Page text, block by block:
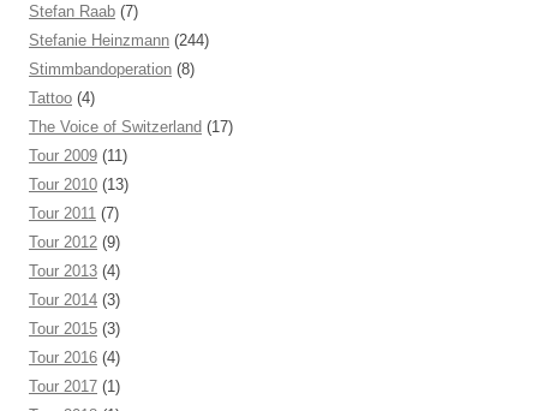
Stefan Raab (7)
Stefanie Heinzmann (244)
Stimmbandoperation (8)
Tattoo (4)
The Voice of Switzerland (17)
Tour 2009 (11)
Tour 2010 (13)
Tour 2011 (7)
Tour 2012 (9)
Tour 2013 (4)
Tour 2014 (3)
Tour 2015 (3)
Tour 2016 (4)
Tour 2017 (1)